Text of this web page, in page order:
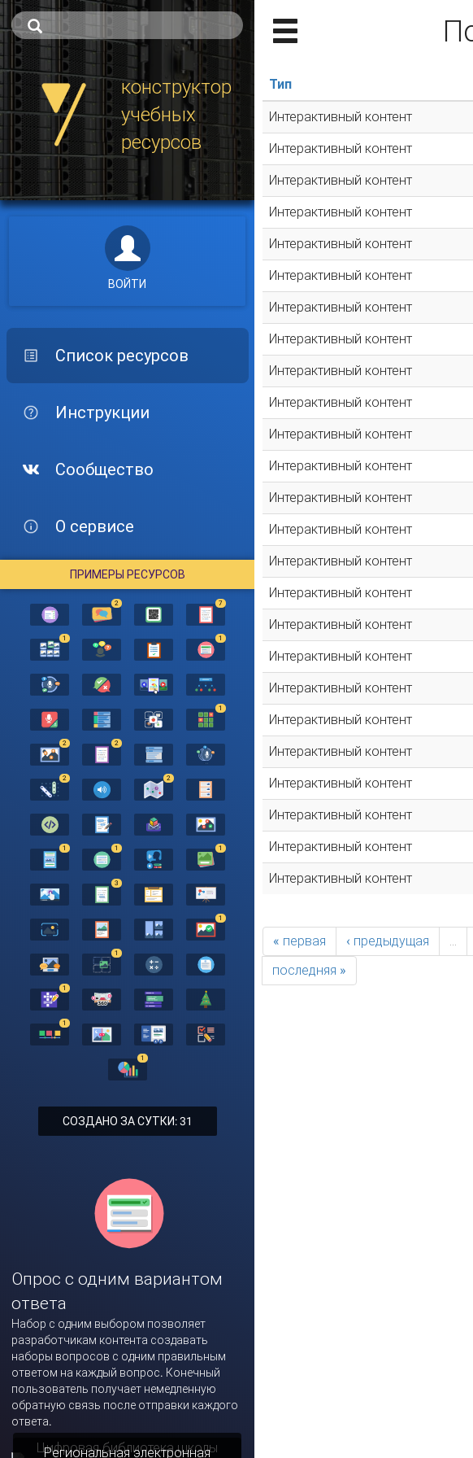
конструктор
учебных
ресурсов
ВОЙТИ
Список ресурсов
Инструкции
Сообщество
О сервисе
ПРИМЕРЫ РЕСУРСОВ
2 7
1 1
1
2 2
2 2
1 1 1
3
1
1
1
1
1
СОЗДАНО ЗА СУТКИ: 31
Опрос с одним вариантом
ответа
Набор с одним выбором позволяет
разработчикам контента создавать
наборы вопросов с одним правильным
ответом на каждый вопрос. Конечный
пользователь получает немедленную
обратную связь после отправки каждого
ответа.
Цифровая библиотека школы
Тип
Интерактивный контент
Интерактивный контент
Интерактивный контент
Интерактивный контент
Интерактивный контент
Интерактивный контент
Интерактивный контент
Интерактивный контент
Интерактивный контент
Интерактивный контент
Интерактивный контент
Интерактивный контент
Интерактивный контент
Интерактивный контент
Интерактивный контент
Интерактивный контент
Интерактивный контент
Интерактивный контент
Интерактивный контент
Интерактивный контент
Интерактивный контент
Интерактивный контент
Интерактивный контент
Интерактивный контент
Интерактивный контент
« первая ‹ предыдущая …
последняя »